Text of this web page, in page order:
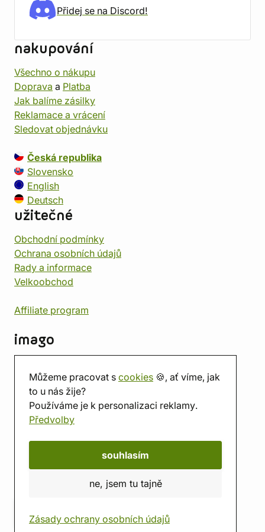
Můžeme pracovat s cookies 🍪, ať víme, jak
to u nás žije?
Používáme je k personalizaci reklamy.
Předvolby
souhlasím
ne, jsem tu tajně
Zásady ochrany osobních údajů
Přidej se na Discord!
nakupování
Všechno o nákupu
Doprava a Platba
Jak balíme zásilky
Reklamace a vrácení
Sledovat objednávku
Česká republika
Slovensko
English
Deutsch
užitečné
Obchodní podmínky
Ochrana osobních údajů
Rady a informace
Velkoobchod
Affiliate program
imago
Prodejna
Herna
O nás
Hodnocení obchodu